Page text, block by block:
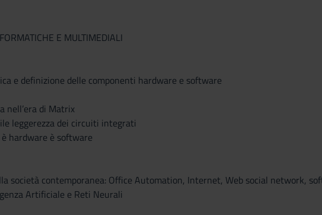
E MULTIMEDIALI
e definizione delle componenti hardware e software
nell’era di Matrix
leggerezza dei circuiti integrati
hardware è software
società contemporanea: Office Automation, Internet, Web social network,
Artificiale e Reti Neurali